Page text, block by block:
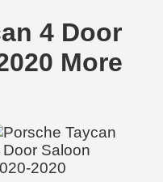
4 Door
More